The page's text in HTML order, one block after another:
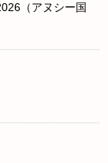
（アヌシー国